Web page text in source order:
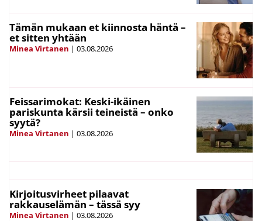
Tämän mukaan et kiinnosta häntä –
et sitten yhtään
Minea Virtanen | 03.08.2026
Feissarimokat: Keski-ikäinen
pariskunta kärsii teineistä – onko
syytä?
Minea Virtanen | 03.08.2026
Kirjoitusvirheet pilaavat
rakkauselämän – tässä syy
Minea Virtanen | 03.08.2026